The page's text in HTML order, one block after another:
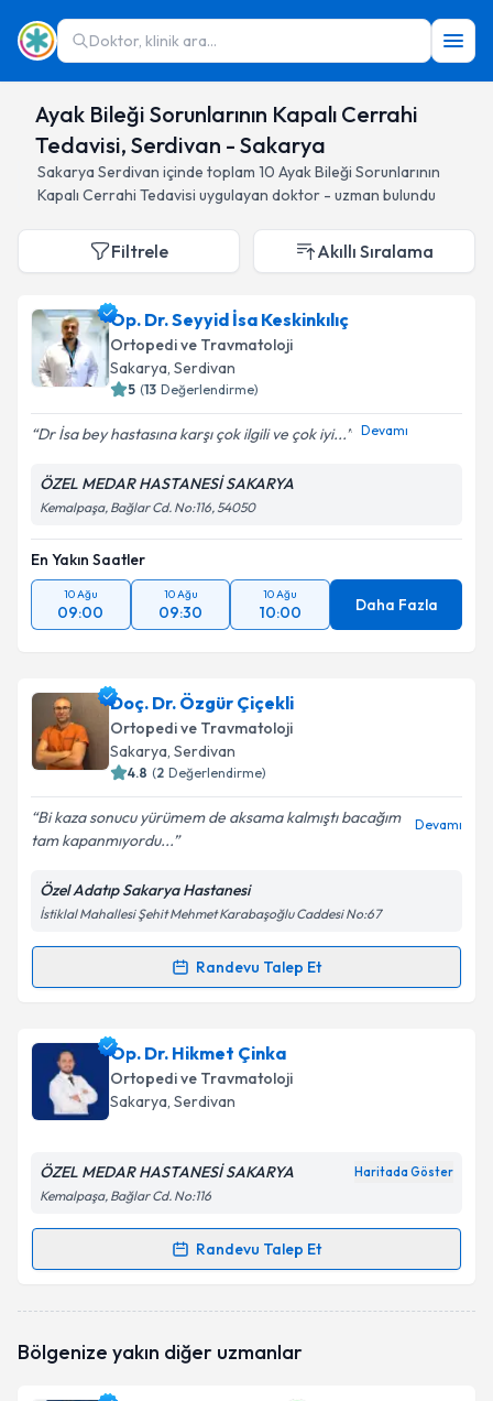
Doktor, klinik ara...
Ayak Bileği Sorunlarının Kapalı Cerrahi
Tedavisi, Serdivan - Sakarya
Sakarya Serdivan içinde toplam 10 Ayak Bileği Sorunlarının
Kapalı Cerrahi Tedavisi uygulayan doktor - uzman bulundu
Filtrele Akıllı Sıralama
Op. Dr. Seyyid İsa Keskinkılıç
Ortopedi ve Travmatoloji
Sakarya, Serdivan
5 (13 Değerlendirme)
Dr İsa bey hastasına karşı çok ilgili ve çok iyi... Devamı
ÖZEL MEDAR HASTANESİ SAKARYA
Kemalpaşa, Bağlar Cd. No:116, 54050
En Yakın Saatler
10 Ağu
09:00
10 Ağu
09:30
10 Ağu
10:00 Daha Fazla
Doç. Dr. Özgür Çiçekli
Ortopedi ve Travmatoloji
Sakarya, Serdivan
4.8 (2 Değerlendirme)
Bi kaza sonucu yürümem de aksama kalmıştı bacağım
tam kapanmıyordu...
Devamı
Özel Adatıp Sakarya Hastanesi
İstiklal Mahallesi Şehit Mehmet Karabaşoğlu Caddesi No:67
Randevu Talep Et
Randevu Takvimi Talebi
Doç. Dr. Özgür Çiçekliiçin randevu takvimi talebi
oluşturun. Size bu uzmandan randevu almanız için bir
takvim hazırlandığında e-posta ile bilgilendireceğiz.
Kişisel verilerimin işlenmesine ilişkin
Metni'ni okudum ve kişisel verilerimin belirtilen
Takvim Talebini Gönder
Op. Dr. Hikmet Çinka
Ortopedi ve Travmatoloji
Sakarya, Serdivan
ÖZEL MEDAR HASTANESİ SAKARYA Haritada Göster
Kemalpaşa, Bağlar Cd. No:116
Randevu Talep Et
Randevu Takvimi Talebi
oluşturun. Size bu uzmandan randevu almanız için bir
Bölgenize yakın diğer uzmanlar